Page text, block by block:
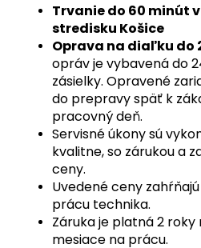
Trvanie do 60 minút
stredisku Košice
Oprava na diaľku do
opráv je vybavená do
zásielky. Opravené
do prepravy späť k
pracovný deň.
Servisné úkony sú
kvalitne, so zárukou a
ceny.
Uvedené ceny
prácu technika.
Záruka je platná 2 roky
mesiace na prácu.